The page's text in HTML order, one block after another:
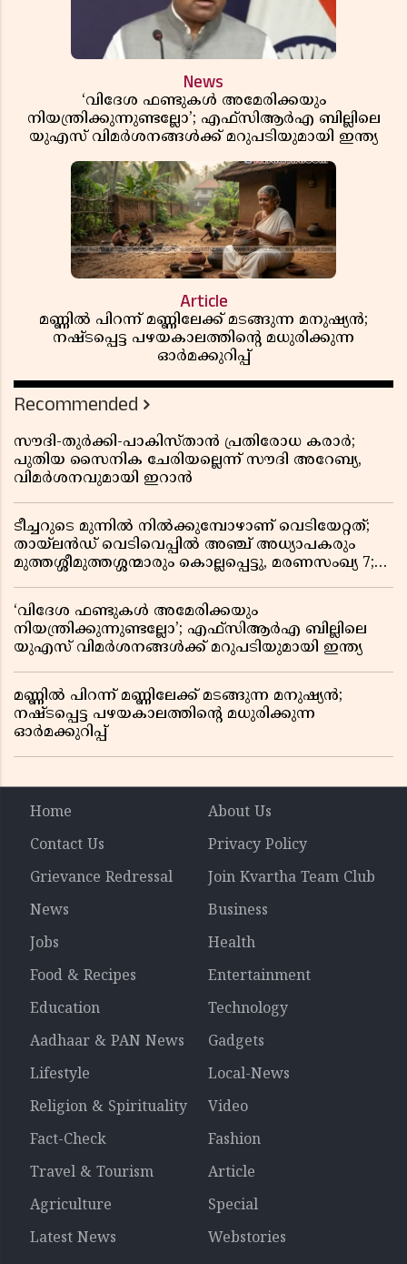
News
‘വിദേശ ഫണ്ടുകൾ അമേരിക്കയും
നിയന്ത്രിക്കുന്നുണ്ടല്ലോ’; എഫ്സിആർഎ ബില്ലിലെ
യുഎസ് വിമർശനങ്ങൾക്ക് മറുപടിയുമായി ഇന്ത്യ
Article
മണ്ണിൽ പിറന്ന് മണ്ണിലേക്ക് മടങ്ങുന്ന മനുഷ്യൻ;
നഷ്ടപ്പെട്ട പഴയകാലത്തിൻ്റെ മധുരിക്കുന്ന
ഓർമക്കുറിപ്പ്
Recommended
സൗദി-തുർക്കി-പാകിസ്താൻ പ്രതിരോധ കരാർ;
പുതിയ സൈനിക ചേരിയല്ലെന്ന് സൗദി അറേബ്യ,
വിമർശനവുമായി ഇറാൻ
ടീച്ചറുടെ മുന്നിൽ നിൽക്കുമ്പോഴാണ് വെടിയേറ്റത്;
തായ്‌ലൻഡ് വെടിവെപ്പിൽ അഞ്ച് അധ്യാപകരും
മുത്തശ്ശീമുത്തശ്ശന്മാരും കൊല്ലപ്പെട്ടു, മരണസംഖ്യ 7;
‘വിദേശ ഫണ്ടുകൾ അമേരിക്കയും
നിയന്ത്രിക്കുന്നുണ്ടല്ലോ’; എഫ്സിആർഎ ബില്ലിലെ
യുഎസ് വിമർശനങ്ങൾക്ക് മറുപടിയുമായി ഇന്ത്യ
മണ്ണിൽ പിറന്ന് മണ്ണിലേക്ക് മടങ്ങുന്ന മനുഷ്യൻ;
നഷ്ടപ്പെട്ട പഴയകാലത്തിൻ്റെ മധുരിക്കുന്ന
ഓർമക്കുറിപ്പ്
Home
About Us
Contact Us
Privacy Policy
Grievance Redressal
Join Kvartha Team Club
News
Business
Jobs
Health
Food & Recipes
Entertainment
Education
Technology
Aadhaar & PAN News
Gadgets
Lifestyle
Local-News
Religion & Spirituality
Video
Fact-Check
Fashion
Travel & Tourism
Article
Agriculture
Special
Latest News
Webstories